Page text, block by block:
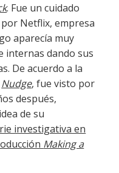
. Fue un cuidado
Netflix, empresa
aparecía muy
internas dando sus
De acuerdo a la
Nudge, fue visto por
después,
de su
investigativa en
Making a